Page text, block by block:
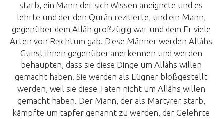
starb, ein Mann der sich Wissen aneignete und es
lehrte und der den Qurân rezitierte, und ein Mann,
gegenüber dem Allâh großzügig war und dem Er viele
Arten von Reichtum gab. Diese Männer werden Allâhs
Gunst ihnen gegenüber anerkennen und werden
behaupten, dass sie diese Dinge um Allâhs willen
gemacht haben. Sie werden als Lügner bloßgestellt
werden, weil sie diese Taten nicht um Allâhs willen
gemacht haben. Der Mann, der als Märtyrer starb,
kämpfte um tapfer genannt zu werden, der Gelehrte